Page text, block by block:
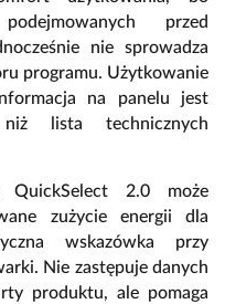
przed
nie sprowadza
programu. Użytkowanie
na panelu jest
lista technicznych
QuickSelect 2.0 może
zużycie energii dla
wskazówka przy
Nie zastępuje danych
produktu, ale pomaga